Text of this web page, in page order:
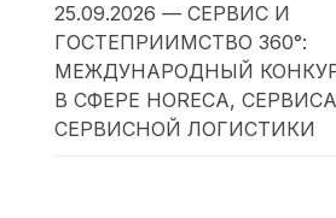
25.09.2026 — СЕРВИС И
ГОСТЕПРИИМСТВО 360°:
МЕЖДУНАРОДНЫЙ
В СФЕРЕ HORECA,
СЕРВИСНОЙ ЛОГИСТИКИ